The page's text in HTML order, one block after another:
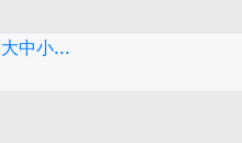
中小...